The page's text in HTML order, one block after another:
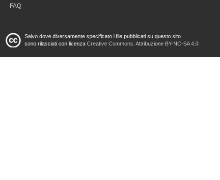
FAQ
Salvo dove diversamente specificato i file pubblicati su questo sito
sono rilasciati con licenza Creative Commons: Attribuzione BY-NC-SA 4.0